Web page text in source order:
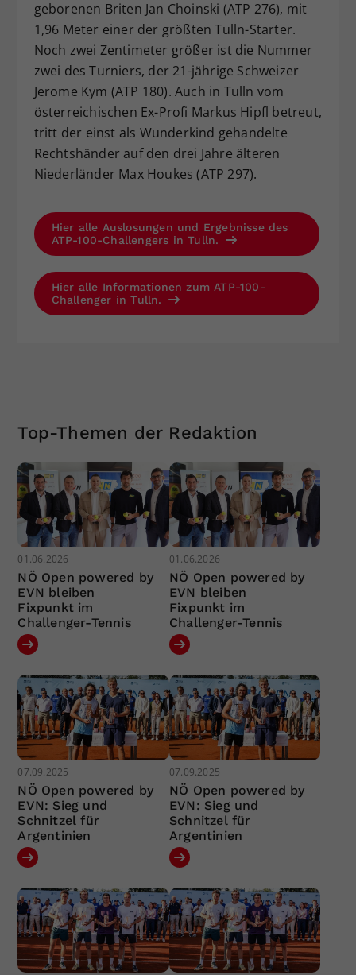
geborenen Briten Jan Choinski (ATP 276), mit
1,96 Meter einer der größten Tulln-Starter.
Noch zwei Zentimeter größer ist die Nummer
zwei des Turniers, der 21-jährige Schweizer
Jerome Kym (ATP 180). Auch in Tulln vom
österreichischen Ex-Profi Markus Hipfl betreut,
tritt der einst als Wunderkind gehandelte
Rechtshänder auf den drei Jahre älteren
Niederländer Max Houkes (ATP 297).
Hier alle Auslosungen und Ergebnisse des
ATP-100-Challengers in Tulln.
Hier alle Informationen zum ATP-100-
Challenger in Tulln.
Top-Themen der Redaktion
01.06.2026
NÖ Open powered by
EVN bleiben
Fixpunkt im
Challenger-Tennis
01.06.2026
NÖ Open powered by
EVN bleiben
Fixpunkt im
Challenger-Tennis
07.09.2025
NÖ Open powered by
EVN: Sieg und
Schnitzel für
Argentinien
07.09.2025
NÖ Open powered by
EVN: Sieg und
Schnitzel für
Argentinien